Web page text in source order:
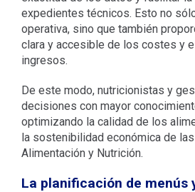
expedientes técnicos. Esto no
operativa, sino que también
clara y accesible de los costes y
ingresos.
De este modo, nutricionistas y
decisiones con mayor
optimizando la calidad de los
la sostenibilidad económica de
Alimentación y Nutrición.
La planificación de menús